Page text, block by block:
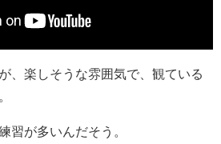
、楽しそうな雰囲気で、観ている
習が多いんだそう。